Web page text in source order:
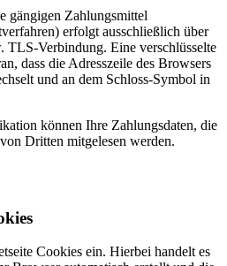
gängigen Zahlungsmittel
erfolgt ausschließlich über
TLS-Verbindung. Eine verschlüsselte
dass die Adresszeile des Browsers
und an dem Schloss-Symbol in
können Ihre Zahlungsdaten, die
Dritten mitgelesen werden.
Cookies ein. Hierbei handelt es